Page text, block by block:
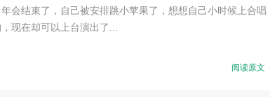
会结束了，自己被安排跳小苹果了，想想自己小时候上合唱
现在却可以上台演出了...
阅读原文